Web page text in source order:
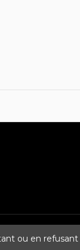
ou en refusant